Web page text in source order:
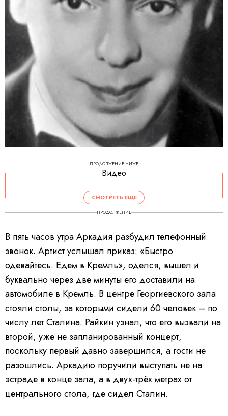
ПРОДОЛЖЕНИЕ НИЖЕ
Видео
СМОТРЕТЬ ЕЩЕ
ПРОДОЛЖЕНИЕ
В пять часов утра Аркадия разбудил телефонный
звонок. Артист услышал приказ: «Быстро
одевайтесь. Едем в Кремль», оделся, вышел и
буквально через две минуты его доставили на
автомобиле в Кремль. В центре Георгиевского зала
стояли столы, за которыми сидели 60 человек – по
числу лет Сталина. Райкин узнал, что его вызвали на
второй, уже не запланированный концерт,
поскольку первый давно завершился, а гости не
разошлись. Аркадию поручили выступать не на
эстраде в конце зала, а в двух-трёх метрах от
центрального стола, где сидел Сталин.